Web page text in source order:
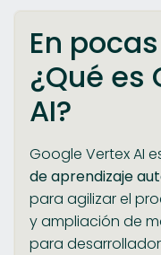
En
¿Qué es
AI?
Google Vertex AI
de aprendizaje
para agilizar el
y ampliación de
para